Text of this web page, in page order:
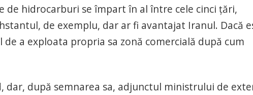
de hidrocarburi se împart în al între cele cinci ţări,
de exemplu, dar ar fi avantajat Iranul. Dacă
a exploata propria sa zonă comercială după cum
dar, după semnarea sa, adjunctul ministrului de